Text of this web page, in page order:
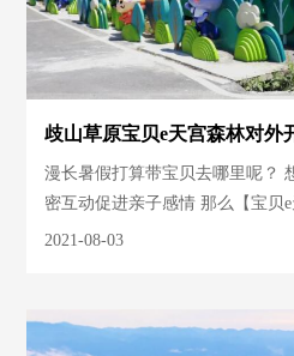
歧山草原宝贝e天宫森林对外
探险...你敢来试试么？
漫长暑假打算带宝贝去哪里呢？
密互动促进亲子感情 那么【宝贝
二之选！
2021-08-03